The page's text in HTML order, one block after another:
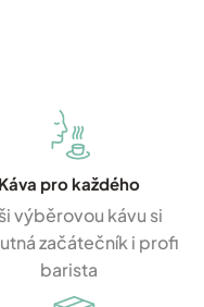
Káva pro každého
výběrovou kávu si
začátečník i profi
barista